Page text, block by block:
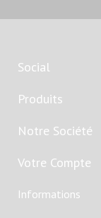
Social
Produits
Notre Société
Votre Compte
Informations